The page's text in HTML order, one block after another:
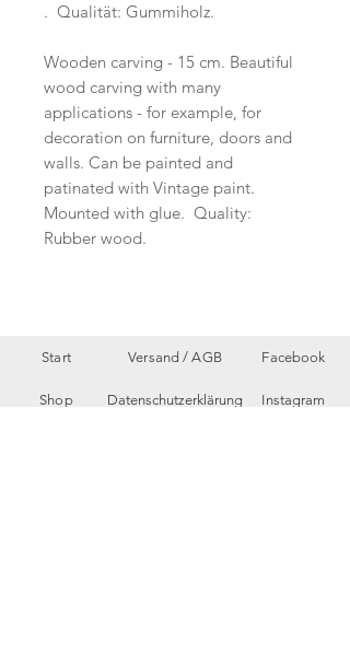
. Qualität: Gummiholz.
Wooden carving - 15 cm. Beautiful
wood carving with many
applications - for example, for
decoration on furniture, doors and
walls. Can be painted and
patinated with Vintage paint.
Mounted with glue. Quality:
Rubber wood.
Start
Shop
Versand /AGB
Datenschutzerklärung
Facebook
Instagram